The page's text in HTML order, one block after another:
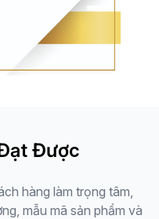
Được
hàng làm trọng tâm,
mẫu mã sản phẩm và